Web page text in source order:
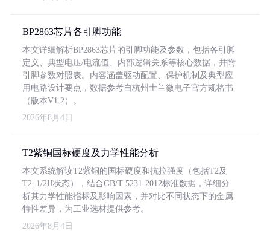
BP2863芯片各引脚功能
本文详细解析BP2863芯片的引脚功能及参数，包括各引脚
定义、典型电压/电流值、内部逻辑关系等核心数据，并附
引脚参数对照表。内容涵盖驱动配置、保护机制及典型应
用电路设计要点，数据参考自杭州士兰微电子官方规格书
（版本V1.2）。
2026年8月4日
T2紫铜国标硬度及力学性能分析
本文系统解读T2紫铜的国标硬度和抗拉强度（包括T2及
T2_1/2H状态），结合GB/T 5231-2012标准数据，详细分
析其力学性能指标及影响因素，并对比不同状态下的金属
特性差异，为工业选材提供参考。
2026年8月4日